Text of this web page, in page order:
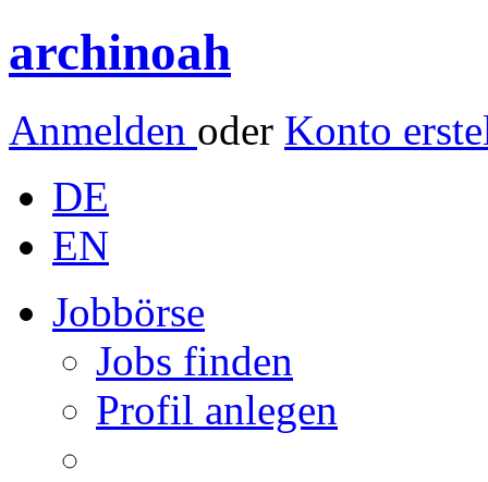
archinoah
Anmelden oder Konto
DE
EN
Jobbörse
Jobs finden
Profil anlegen